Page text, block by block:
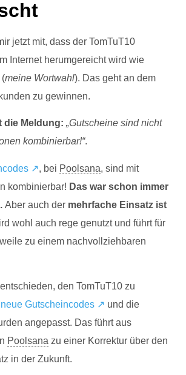
jetzt mit, dass der TomTuT10
Internet herumgereicht wird wie
(meine Wortwahl). Das geht an dem
zu gewinnen.
die Meldung: „Gutscheine sind nicht
kombinierbar!“.
↗, bei Poolsana, sind mit
kombinierbar! Das war schon immer
Aber auch der mehrfache Einsatz ist
wohl auch rege genutzt und führt für
zu einem nachvollziehbaren
den TomTuT10 zu
neue Gutscheincodes ↗ und die
angepasst. Das führt aus
Poolsana zu einer Korrektur über den
in der Zukunft.